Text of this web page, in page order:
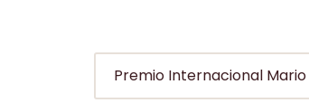
Premio Internacional